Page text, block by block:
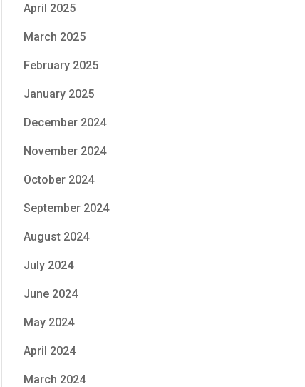
April 2025
March 2025
February 2025
January 2025
December 2024
November 2024
October 2024
September 2024
August 2024
July 2024
June 2024
May 2024
April 2024
March 2024